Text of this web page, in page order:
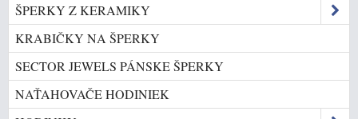
ŠPERKY Z KERAMIKY
KRABIČKY NA ŠPERKY
SECTOR JEWELS PÁNSKE ŠPERKY
NAŤAHOVAČE HODINIEK